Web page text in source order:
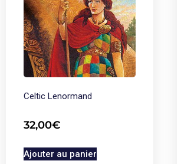
Celtic Lenormand
32,00€
Ajouter au panier